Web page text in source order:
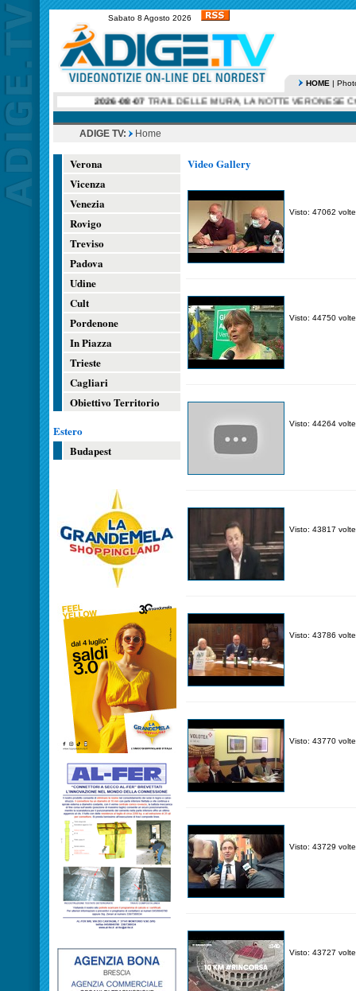
Sabato 8 Agosto 2026
HOME |
2026-08-07TRAIL DELLE MURA, LA NOTTE VERONESE
ADIGE TV: Home
Verona
Vicenza
Venezia
Rovigo
Treviso
Padova
Udine
Cult
Pordenone
In Piazza
Trieste
Cagliari
Obiettivo Territorio
Estero
Budapest
Video Gallery
Visto: 47062 volte
Visto: 44750 volte
Visto: 44264 volte
Visto: 43817 volte
Visto: 43786 volte
Visto: 43770 volte
Visto: 43729 volte
Visto: 43727 volte